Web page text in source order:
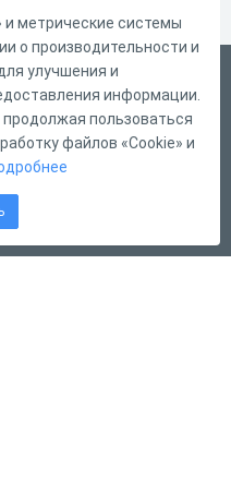
метрические системы
о производительности и
улучшения и
информации.
пользоваться
файлов «Cookie» и